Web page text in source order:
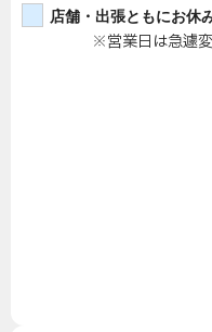
店舗・出張ともにお休
※営業日は急遽